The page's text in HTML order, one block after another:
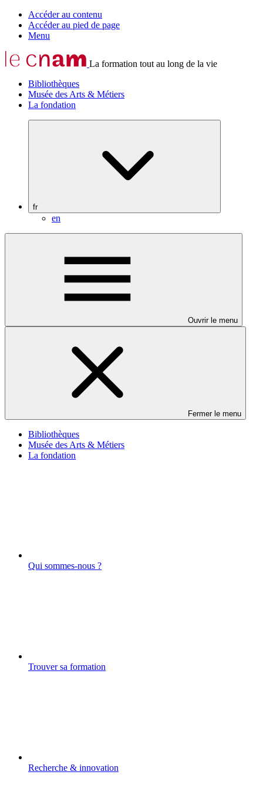
Accéder au contenu
Accéder au pied de page
Menu
La formation tout au long de la vie
Bibliothèques
Musée des Arts & Métiers
La fondation
fr
en
Ouvrir le menu
Fermer le menu
Bibliothèques
Musée des Arts & Métiers
La fondation
Qui sommes-nous ?
Trouver sa formation
Recherche & innovation